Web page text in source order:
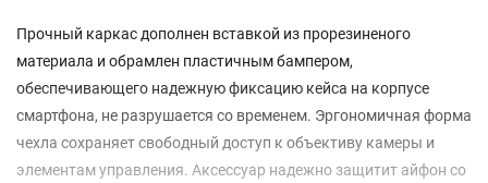
Прочный каркас дополнен вставкой из прорезиненого
материала и обрамлен пластичным бампером,
обеспечивающего надежную фиксацию кейса на корпусе
смартфона, не разрушается со временем. Эргономичная форма
чехла сохраняет свободный доступ к объективу камеры и
элементам управления. Аксессуар надежно защитит айфон со